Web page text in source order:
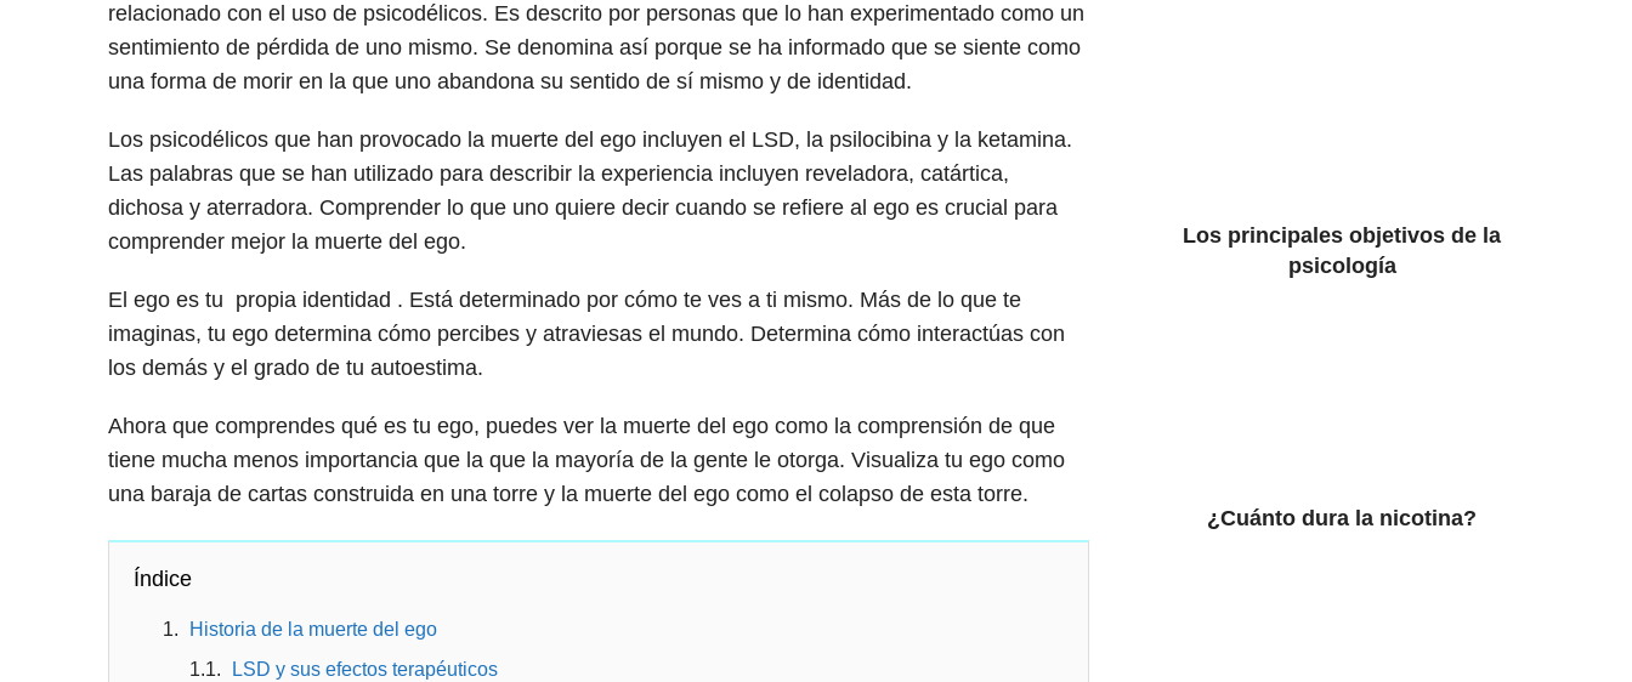
relacionado con el uso de psicodélicos. Es descrito por personas que lo han experimentado como un
sentimiento de pérdida de uno mismo. Se denomina así porque se ha informado que se siente como
una forma de morir en la que uno abandona su sentido de sí mismo y de identidad.
Los psicodélicos que han provocado la muerte del ego incluyen el LSD, la psilocibina y la ketamina.
Las palabras que se han utilizado para describir la experiencia incluyen reveladora, catártica,
dichosa y aterradora. Comprender lo que uno quiere decir cuando se refiere al ego es crucial para
comprender mejor la muerte del ego.
El ego es tu propia identidad . Está determinado por cómo te ves a ti mismo. Más de lo que te
imaginas, tu ego determina cómo percibes y atraviesas el mundo. Determina cómo interactúas con
los demás y el grado de tu autoestima.
Ahora que comprendes qué es tu ego, puedes ver la muerte del ego como la comprensión de que
tiene mucha menos importancia que la que la mayoría de la gente le otorga. Visualiza tu ego como
una baraja de cartas construida en una torre y la muerte del ego como el colapso de esta torre.
Índice
Historia de la muerte del ego
LSD y sus efectos terapéuticos
Los principales objetivos de la
psicología
¿Cuánto dura la nicotina?